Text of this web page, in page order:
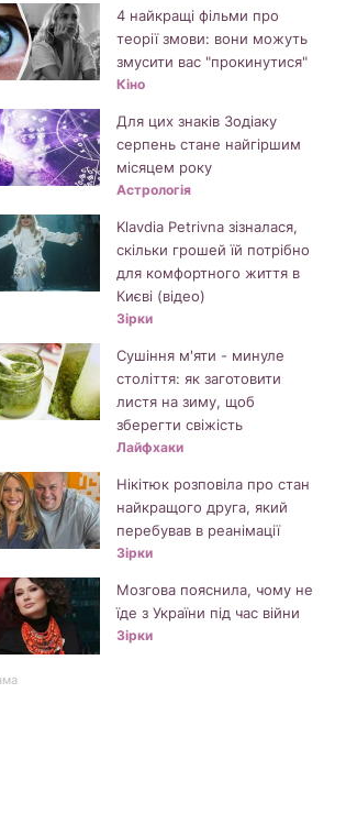
4 найкращі фільми про
теорії змови: вони можуть
змусити вас "прокинутися"
Кіно
Для цих знаків Зодіаку
серпень стане найгіршим
місяцем року
Астрологія
Klavdia Petrivna зізналася,
скільки грошей їй потрібно
для комфортного життя в
Києві (відео)
Зірки
Сушіння м'яти - минуле
століття: як заготовити
листя на зиму, щоб
зберегти свіжість
Лайфхаки
Нікітюк розповіла про стан
найкращого друга, який
перебував в реанімації
Зірки
Мозгова пояснила, чому не
їде з України під час війни
Зірки